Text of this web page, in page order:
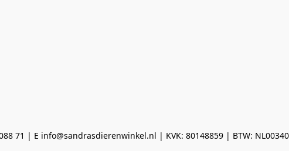
71 | E info@sandrasdierenwinkel.nl | KVK: 80148859 | BTW: